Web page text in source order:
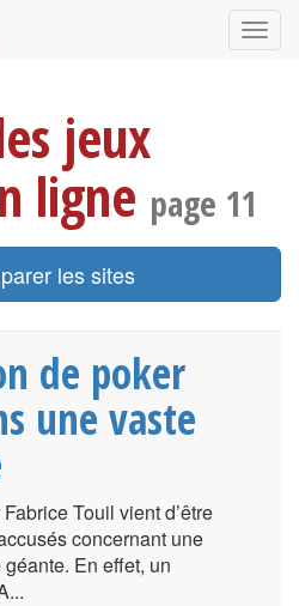
jeux
ligne page 11
les sites
de poker
une vaste
Touil vient d’être
concernant une
En effet, un